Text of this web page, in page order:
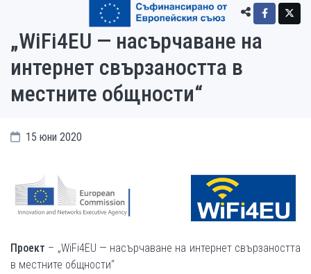
„WiFi4EU — насърчаване на
интернет свързаността в
местните общности“
15 юни 2020
Проект – „WiFi4EU — насърчаване на интернет свързаността
в местните общности“